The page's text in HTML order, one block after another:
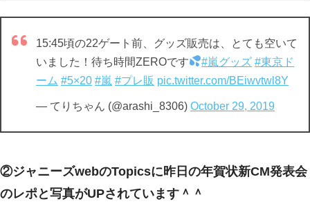
15:45頃の22ゲート前、グッズ販売は、とても空いて
いました！待ち時間ZEROです
#嵐グッズ #東京ド
ーム #5×20 #嵐 #プレ販 pic.twitter.com/BEiwvtwl8Y
— てりちゃん (@arashi_8306) October 29, 2019
②ジャニーズwebのTopicsに昨日の年賀状新CM発表会
のレポと写真がUPされています＾＾